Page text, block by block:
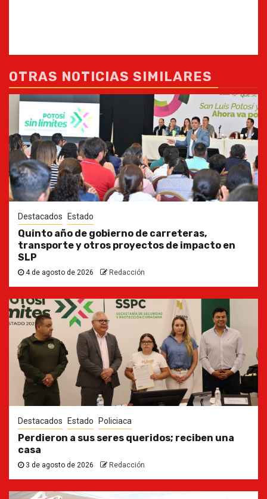
OTRAS NOTICIAS SIMILARES
Destacados Estado
Quinto año de gobierno de carreteras,
transporte y otros proyectos de impacto en
SLP
4 de agosto de 2026 Redacción
Destacados Estado Policiaca
Perdieron a sus seres queridos; reciben una
casa
3 de agosto de 2026 Redacción